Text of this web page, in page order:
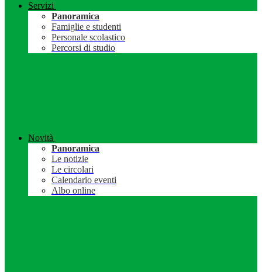
Servizi
Panoramica
Famiglie e studenti
Personale scolastico
Percorsi di studio
Novità
Panoramica
Le notizie
Le circolari
Calendario eventi
Albo online